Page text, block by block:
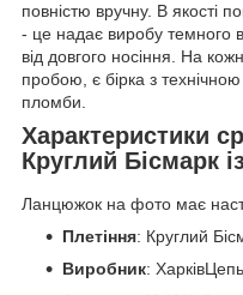
повністю вручну. В якості
- це надає виробу темного
від довгого носіння. На
пробою, є бірка з
пломби.
Характеристики
Круглий Бісмарк
Ланцюжок на фото має
Плетіння: Круглий
Виробник: